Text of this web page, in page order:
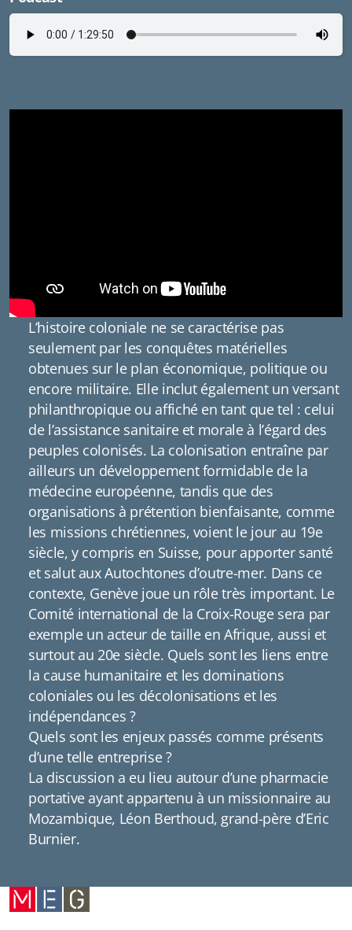
L’histoire coloniale ne se caractérise pas
seulement par les conquêtes matérielles
obtenues sur le plan économique, politique ou
encore militaire. Elle inclut également un versant
philanthropique ou affiché en tant que tel : celui
de l’assistance sanitaire et morale à l’égard des
peuples colonisés. La colonisation entraîne par
ailleurs un développement formidable de la
médecine européenne, tandis que des
organisations à prétention bienfaisante, comme
les missions chrétiennes, voient le jour au 19e
siècle, y compris en Suisse, pour apporter santé
et salut aux Autochtones d’outre-mer. Dans ce
contexte, Genève joue un rôle très important. Le
Comité international de la Croix-Rouge sera par
exemple un acteur de taille en Afrique, aussi et
surtout au 20e siècle. Quels sont les liens entre
la cause humanitaire et les dominations
coloniales ou les décolonisations et les
indépendances ?
Quels sont les enjeux passés comme présents
d’une telle entreprise ?
La discussion a eu lieu autour d’une pharmacie
portative ayant appartenu à un missionnaire au
Mozambique, Léon Berthoud, grand-père d’Eric
Burnier.